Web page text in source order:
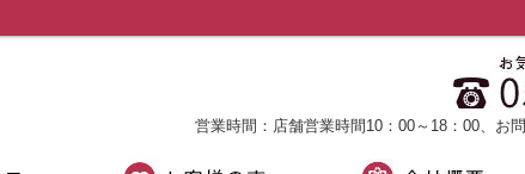
営業時間：店舗営業時間10：00～18：00、お